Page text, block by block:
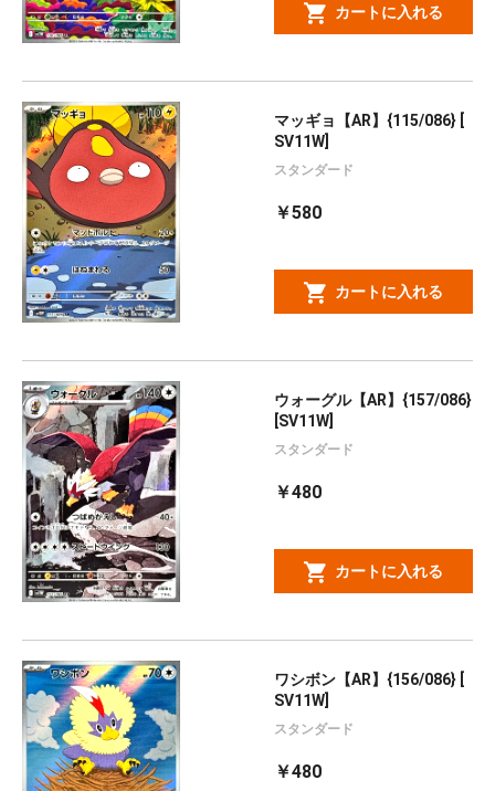
カートに入れる
マッギョ【AR】{115/086} [
SV11W]
スタンダード
￥580
カートに入れる
ウォーグル【AR】{157/086}
[SV11W]
スタンダード
￥480
カートに入れる
ワシボン【AR】{156/086} [
SV11W]
スタンダード
￥480